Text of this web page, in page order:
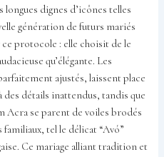
dignes d’icônes telles
génération de futurs mariés
protocole : elle choisit de le
qu’élégante. Les
ajustés, laissent place
des détails inattendus, tandis que
Acra se parent de voiles brodés
tel le délicat “Avó”
Ce mariage alliant tradition et